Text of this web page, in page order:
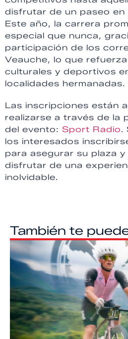
disfrutar de un paseo en
Este año, la carrera
especial que nunca,
participación de los
Veauche, lo que
culturales y deportivos
localidades hermanadas.
Las inscripciones están
realizarse a través de la
del evento: Sport Radio.
los interesados
para asegurar su plaza
disfrutar de una
inolvidable.
También te